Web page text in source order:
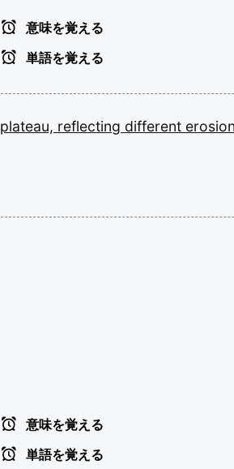
意味を覚える
単語を覚える
plateau, reflecting different
意味を覚える
単語を覚える